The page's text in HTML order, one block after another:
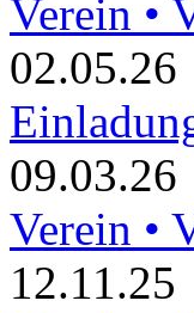
Verein •
02.05.26
09.03.26
Verein •
12.11.25